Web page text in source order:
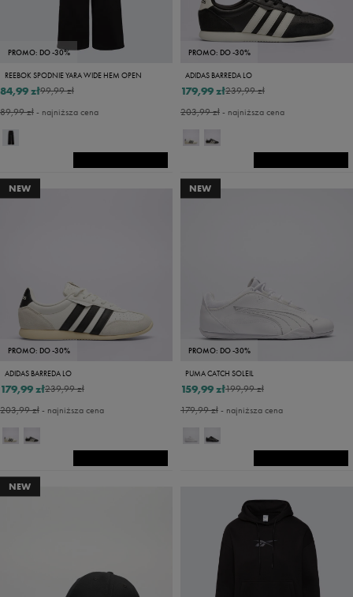
PROMO: DO -30%
REEBOK SPODNIE YARA WIDE HEM OPEN
99,99 zł
84,99 zł
89,99 zł- najniższa cena
PROMO: DO -30%
ADIDAS BARREDA LO
239,99 zł
179,99 zł
203,99 zł- najniższa cena
NEW
PROMO: DO -30%
ADIDAS BARREDA LO
239,99 zł
179,99 zł
203,99 zł- najniższa cena
NEW
PROMO: DO -30%
PUMA CATCH SOLEIL
199,99 zł
159,99 zł
179,99 zł- najniższa cena
NEW